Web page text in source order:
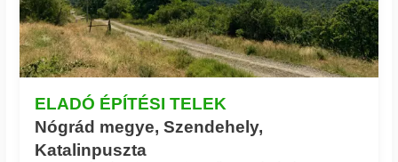
ELADÓ ÉPÍTÉSI TELEK
Nógrád megye, Szendehely,
Katalinpuszta